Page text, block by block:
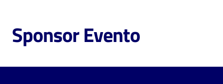
Cosa
fare
Sponsor Evento